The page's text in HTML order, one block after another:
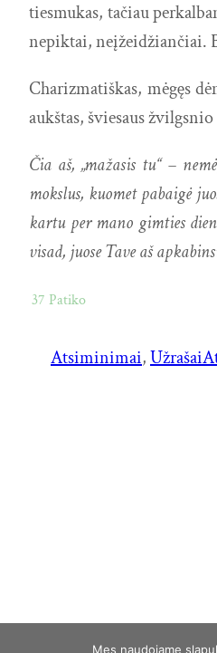
tiesmukas, tačiau
nepiktai, neįžeidžiančiai.
Charizmatiškas, mėgęs
aukštas, šviesaus
Čia aš, „mažasis tu“ –
mokslus, kuomet pabaigė
kartu per mano gimties
visad, juose Tave aš
37 Patiko
Atsiminimai, Užrašai
Mes naudojame